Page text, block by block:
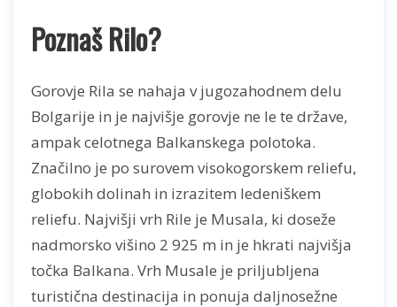
Poznaš Rilo?
Gorovje Rila se nahaja v jugozahodnem delu
Bolgarije in je najvišje gorovje ne le te države,
ampak celotnega Balkanskega polotoka.
Značilno je po surovem visokogorskem reliefu,
globokih dolinah in izrazitem ledeniškem
reliefu. Najvišji vrh Rile je Musala, ki doseže
nadmorsko višino 2 925 m in je hkrati najvišja
točka Balkana. Vrh Musale je priljubljena
turistična destinacija in ponuja daljnosežne